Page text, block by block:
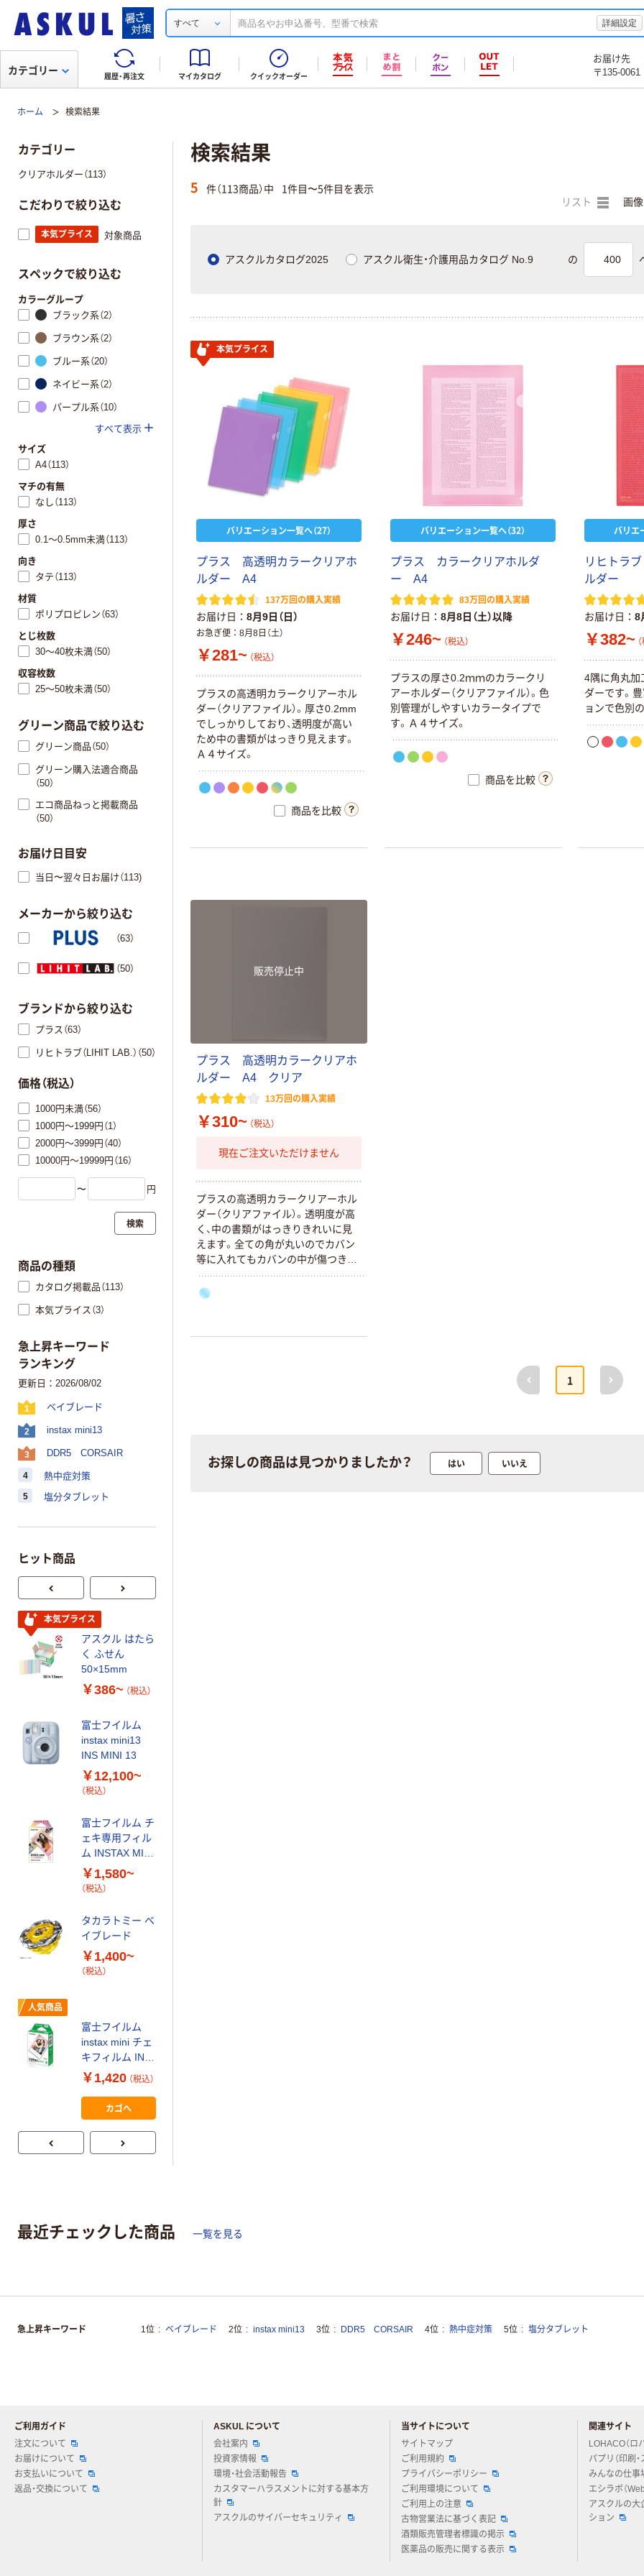
すべて 詳細設定
履歴・再注文 マイカタログ クイックオーダー
お届け先
〒135-0061
カテゴリー
ホーム 検索結果
検索結果
5 件（113商品）中 1件目〜5件目を表示
リスト 画像
アスクルカタログ2025 アスクル衛生・介護用品カタログ No.9 の
本気プライス
バリエーション一覧へ（27）
プラ ス 高透明 カ ラーク リ アホ
ルダー A4
137万回の購入実績
お届け日 8月9日（日）
お急ぎ便 8月8日（土）
￥281~ （税込）
プラスの高透明カ ラーク リ アーホル
ダー（ク リ アフ ァイ ル）。 厚さ0 2mm
で しっかり しており 、透明度が高い
ため中の書類がはっ き り 見え ます。
Ａ ４ サイ ズ。
商品を比較
バリエーション一覧へ（32）
プラ ス カ ラーク リ アホルダ
ー
A4
83万回の購入実績
お届け日 8月8日（土）以降
￥246~ （税込）
プラスの厚さ0. 2ｍｍのカ ラーク リ
アーホルダー（ク リ アフ ァイ ル）。 色
別 管理がしやすいカ ラータイプで
す。 Ａ ４ サイ ズ。
商品を比較
バリエ
リ ヒ ト ラ ブ
ルダー
お届け日 8
￥382~
4隅に角丸加
ダーです。 豊
ョ ンで色別 の
販売停止中
プラ ス 高透明 カ ラーク リ アホ
ルダー A4 ク リ ア
13万回の購入実績
￥310~ （税込）
現在ご注文いただけません
プラスの高透明カ ラーク リ アーホル
ダー（ク リ アフ ァイ ル）。 透明度が高
く 、 中の書類がはっ き り きれいに見
え ます。 全ての角が丸いのでカ バン
等に 入 れてもカ バンの中が傷つき
くい商品です。厚さ0.2mmでしっか
りし
前へ
1
次へ
お探しの商品は見つかりましたか？ はい いいえ
カテゴリー
クリアホルダー（113）
こだわりで絞り込む
本気プライス 対象商品
スペックで絞り込む
カラーグループ
ブラック系（2）
ブラウン系（2）
ブルー系（20）
ネイビー系（2）
パープル系（10）
すべて表示
サイズ
A4（113）
マチの有無
なし（113）
厚さ
0.1～0.5mm未満（113）
向き
タテ（113）
材質
ポリプロピレン（63）
とじ枚数
30～40枚未満（50）
収容枚数
25～50枚未満（50）
グリーン商品で絞り込む
グリーン商品（50）
グリーン購入法適合商品
（50）
エコ商品ねっと掲載商品
（50）
お届け日目安
当日〜翌々日お届け（113)
メーカーから絞り込む
（63）
（50）
ブランドから絞り込む
プラス（63）
リヒトラブ（LIHIT LAB.）（50）
価格（税込）
1000円未満（56）
1000円～1999円（1）
2000円～3999円（40）
10000円～19999円（16）
〜 円
検索
商品の種類
カタログ掲載品（113）
本気プライス（3）
急上昇キーワード
ランキング
更新日：2026/08/02
1 ベイブレード
2 instax mini13
3 DDR5 CORSAIR
4 熱中症対策
5 塩分タブレット
ヒット商品
本気プライス
アスクル はたら
く ふせん
50×15mm
￥386~ （税込）
富士フイルム
instax mini13
INS MINI 13
￥12,100~
（税込）
富士フイルム チ
ェキ専用フィル
ム INSTAX MINI
WW2
￥1,580~
（税込）
タカラトミー ベ
イブレード
￥1,400~
（税込）
人気商品
富士フイルム
instax mini チェ
キフィルム INS
MINI JP1 1パッ
ク（10枚入り）
￥1,420 （税込）
カゴへ
最近チェックした商品 一覧を見る
急上昇キーワード 1位 ベイブレード 2位 instax mini13 3位 DDR5 CORSAIR 4位 熱中症対策 5位 塩分タブレット
ご利用ガイド
注文について
お届けについて
お支払いについて
返品・交換について
ASKUL について
会社案内
投資家情報
環境・社会活動報告
カスタマーハラスメントに対する基本方
針
アスクルのサイバーセキュリティ
当サイトについて
サイトマップ
ご利用規約
プライバシーポリシー
ご利用環境について
ご利用上の注意
古物営業法に基づく表記
酒類販売管理者標識の掲示
医薬品の販売に関する表示
関連サイト
LOHACO（ロ
パプリ（印刷・
みんなの仕事
エシラボ（
アスクルの大
ション